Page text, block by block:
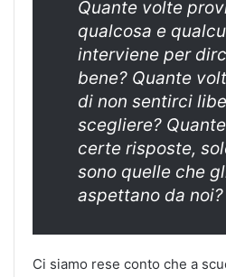
Quante volte
qualcosa e
interviene per
bene? Quante
di non sentirci
scegliere?
certe risposte,
sono quelle che
aspettano da noi?
Ci siamo rese conto che a